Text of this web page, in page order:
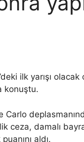
ilk yarışı
konuştu.
Carlo
ceza, damalı
aldı.